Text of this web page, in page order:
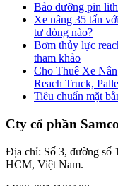
Bảo dưỡng pin
Xe nâng 35 tấn
tư dòng nào?
Bơm thủy lực
tham khảo
Cho Thuê Xe
Reach Truck,
Tiêu chuẩn mặt
Cty cổ phần
Địa chỉ: Số 3, đường số
HCM, Việt Nam.